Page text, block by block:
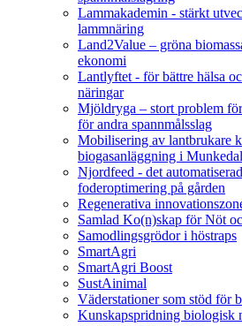
Lammakademin - stärkt
lammnäring
Land2Value – gröna
ekonomi
Lantlyftet - för bättre hälsa
näringar
Mjöldryga – stort problem
för andra spannmålsslag
Mobilisering av lantbrukare
biogasanläggning i
Njordfeed - det
foderoptimering på gården
Regenerativa
Samlad Ko(n)skap för Nöt
Samodlingsgrödor i höstraps
SmartAgri
SmartAgri Boost
SustAinimal
Väderstationer som stöd för
Kunskapspridning biologisk